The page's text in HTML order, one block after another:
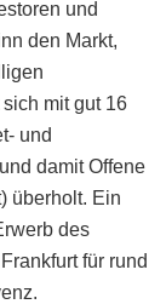
und
den Markt,
mit gut 16
und
damit Offene
überholt. Ein
des
für rund